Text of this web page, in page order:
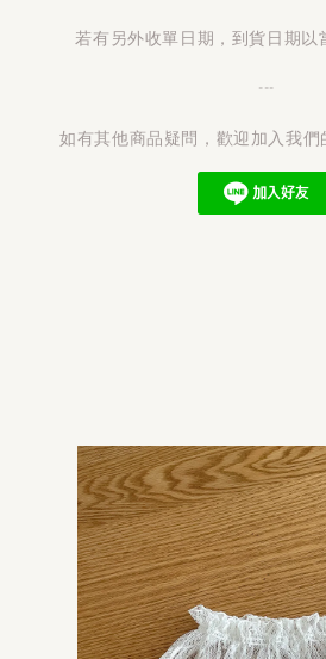
若有另外收單日期，到貨日期以
---
如有其他商品疑問，歡迎加入我們